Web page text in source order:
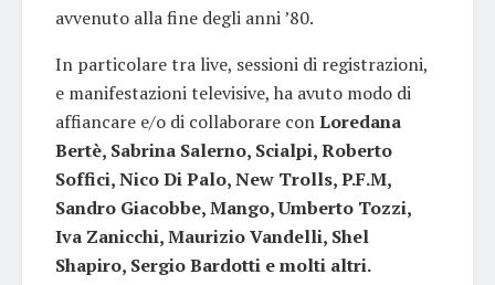
avvenuto alla fine degli anni ’80.
In particolare tra live, sessioni di registrazioni,
e manifestazioni televisive, ha avuto modo di
affiancare e/o di collaborare conLoredana
Bertè, Sabrina Salerno, Scialpi, Roberto
Soffici, Nico Di Palo, New Trolls, P.F.M,
Sandro Giacobbe, Mango, Umberto Tozzi,
Iva Zanicchi, Maurizio Vandelli, Shel
Shapiro, Sergio Bardotti e molti altri.